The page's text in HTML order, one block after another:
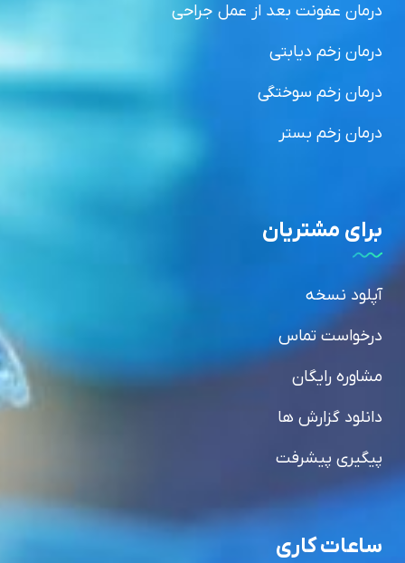
درمان عفونت بعد از عمل جراحی
درمان زخم دیابتی
درمان زخم سوختگی
درمان زخم بستر
برای مشتریان
آپلود نسخه
درخواست تماس
مشاوره رایگان
دانلود گزارش ها
پیگیری پیشرفت
ساعات کاری